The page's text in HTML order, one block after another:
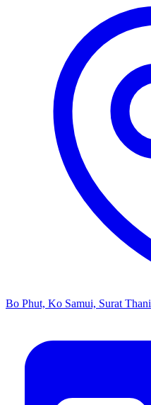
Bo Phut, Ko Samui, Surat Thani